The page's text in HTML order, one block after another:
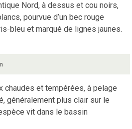
Nord, à dessus et cou noirs,
pourvue d’un bec rouge
bleu et marqué de lignes jaunes.
chaudes et tempérées, à pelage
généralement plus clair sur le
vit dans le bassin